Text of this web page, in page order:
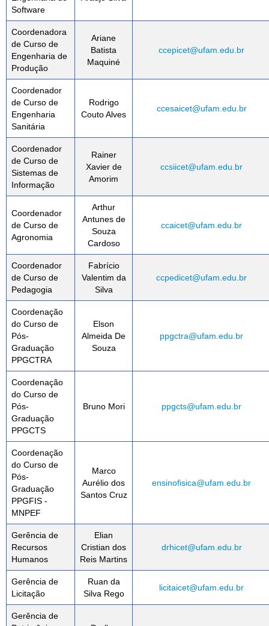
Software
Coordenadora
de Curso de
Engenharia de
Produção
Ariane
Batista
Maquiné
ccepicet@ufam.edu.br
Coordenador
de Curso de
Engenharia
Sanitária
Rodrigo
Couto Alves
ccesaicet@ufam.edu.br
Coordenador
de Curso de
Sistemas de
Informação
Rainer
Xavier de
Amorim
ccsiicet@ufam.edu.br
Coordenador
de Curso de
Agronomia
Arthur
Antunes de
Souza
Cardoso
ccaicet@ufam.edu.br
Coordenador
de Curso de
Pedagogia
Fabrício
Valentim da
Silva
ccpedicet@ufam.edu.br
Coordenação
do Curso de
Pós-
Graduação
PPGCTRA
Elson
Almeida De
Souza
ppgctra@ufam.edu.br
Coordenação
do Curso de
Pós-
Graduação
PPGCTS
Bruno Mori ppgcts@ufam.edu.br
Coordenação
do Curso de
Pós-
Graduação
PPGFIS -
MNPEF
Marco
Aurélio dos
Santos Cruz
ensinofisica@ufam.edu.br
Gerência de
Recursos
Humanos
Elian
Cristian dos
Reis Martins
drhicet@ufam.edu.br
Gerência de
Licitação
Ruan da
Silva Rego
licitaicet@ufam.edu.br
Gerência de